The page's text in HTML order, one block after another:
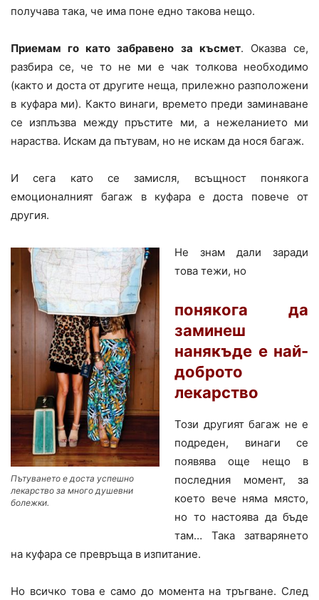
получава така, че има поне едно такова нещо.
Приемам го като забравено за късмет. Оказва се,
разбира се, че то не ми е чак толкова необходимо
(както и доста от другите неща, прилежно разположени
в куфара ми). Както винаги, времето преди заминаване
се изплъзва между пръстите ми, а нежеланието ми
нараства. Искам да пътувам, но не искам да нося багаж.
И сега като се замисля, всъщност понякога
емоционалният багаж в куфара е доста повече от
другия.
Пътуването е доста успешно
лекарство за много душевни
болежки.
Не знам дали заради
това тежи, но
понякога да
заминеш
нанякъде е най-
доброто
лекарство
Този другият багаж не е
подреден, винаги се
появява още нещо в
последния момент, за
което вече няма място,
но то настоява да бъде
там… Така затварянето
на куфара се превръща в изпитание.
Но всичко това е само до момента на тръгване. След